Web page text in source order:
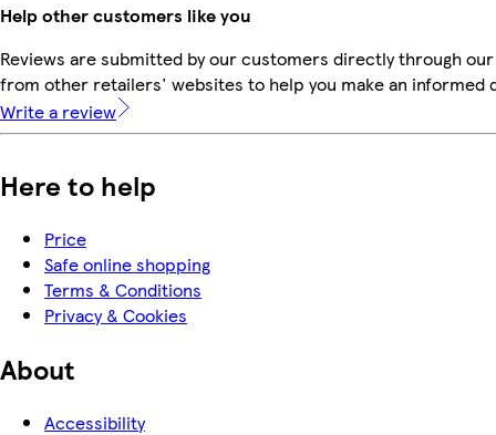
Help other customers like you
Reviews are submitted by our customers directly through
from other retailers' websites to help you make an informed
Write a review
Here to help
Price
Safe online shopping
Terms & Conditions
Privacy & Cookies
About
Accessibility